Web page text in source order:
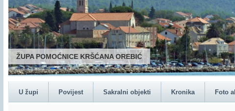
ŽUPA POMOĆNICE KRŠĆANA OREBIĆ
U župi Povijest Sakralni objekti Kronika Foto